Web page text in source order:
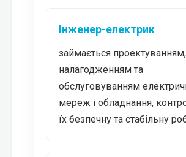
Інженер-електрик
займається проектуванням,
налагодженням та
обслуговуванням
мереж і обладнання,
їх безпечну та стабільну